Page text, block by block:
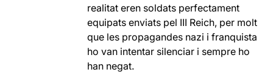
realitat eren soldats perfectament
equipats enviats pel III Reich, per molt
que les propagandes nazi i franquista
ho van intentar silenciar i sempre ho
han negat.